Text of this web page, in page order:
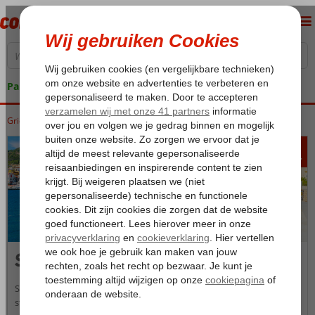
Pakketgarantie
Home
Griekenland Samos Samos Samos-Stad
va 583 p.p.
Samos-Stad
Samos-Stad biedt de perfecte mix van een stedentrip en
strandvakantie. In deze hoofdstad komt al het goede van het eiland